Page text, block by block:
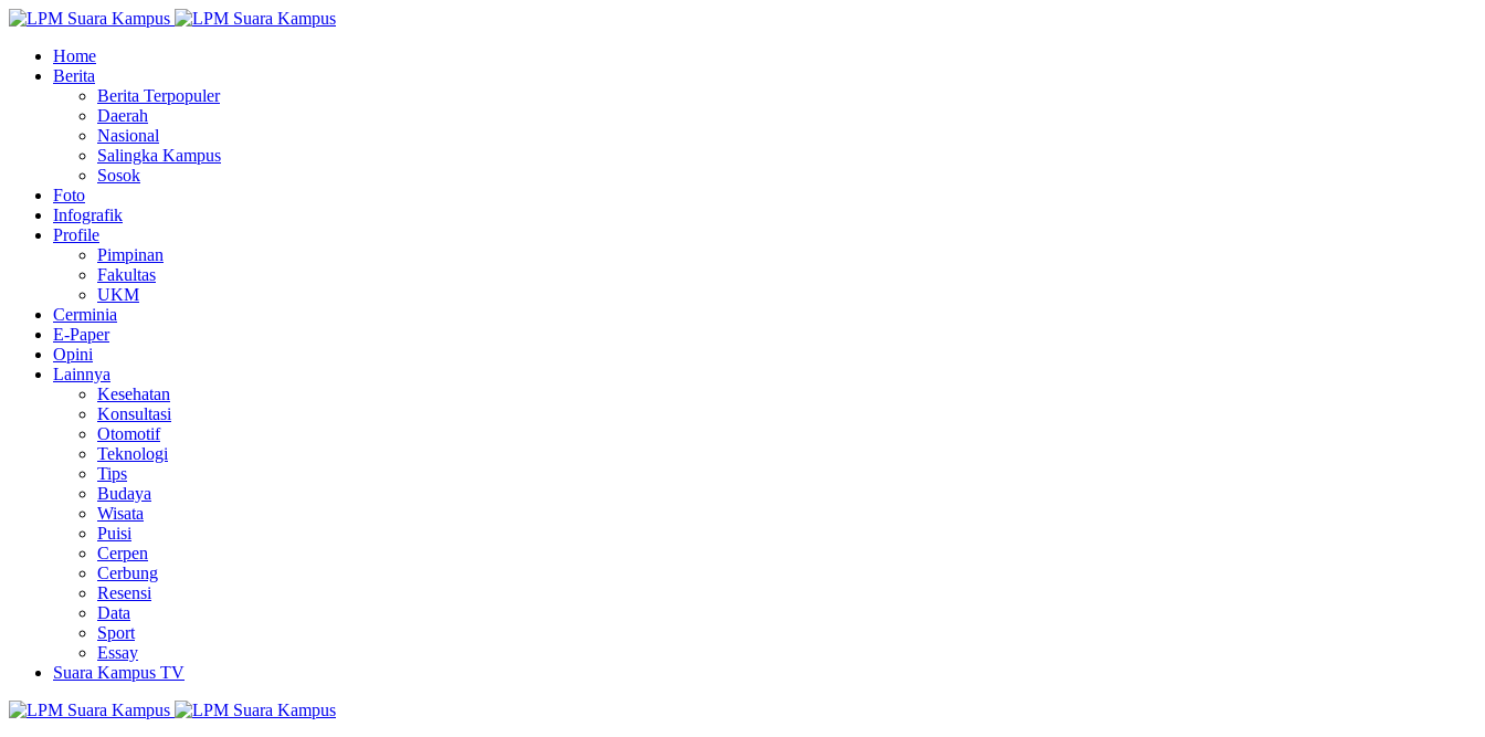
Home
Berita
Berita Terpopuler
Daerah
Nasional
Salingka Kampus
Sosok
Foto
Infografik
Profile
Pimpinan
Fakultas
UKM
Cerminia
E-Paper
Opini
Lainnya
Kesehatan
Konsultasi
Otomotif
Teknologi
Tips
Budaya
Wisata
Puisi
Cerpen
Cerbung
Resensi
Data
Sport
Essay
Suara Kampus TV